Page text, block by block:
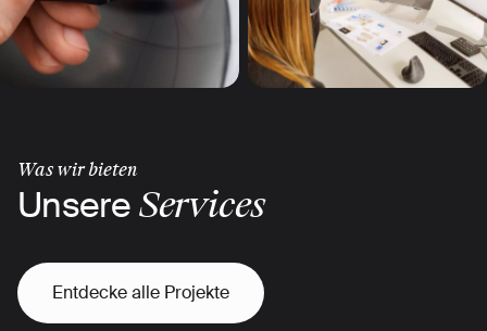
Was wir bieten
UnsereServices
Entdecke alle Projekte